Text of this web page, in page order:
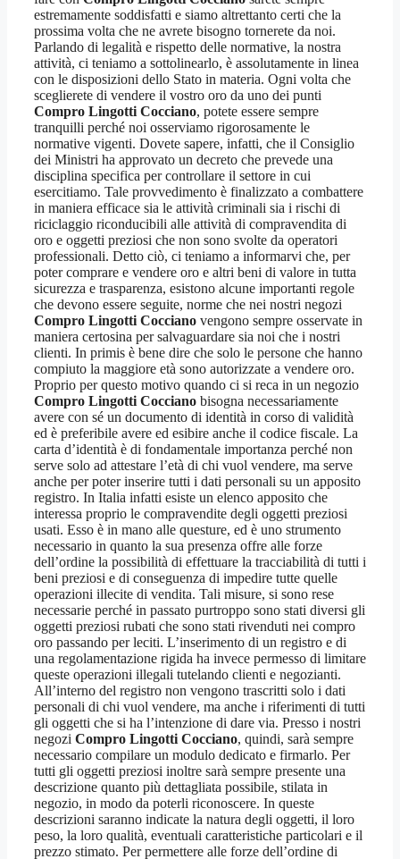
estremamente soddisfatti e siamo altrettanto certi che la
prossima volta che ne avrete bisogno tornerete da noi.
Parlando di legalità e rispetto delle normative, la nostra
attività, ci teniamo a sottolinearlo, è assolutamente in linea
con le disposizioni dello Stato in materia. Ogni volta che
sceglierete di vendere il vostro oro da uno dei punti
Compro Lingotti Cocciano, potete essere sempre
tranquilli perché noi osserviamo rigorosamente le
normative vigenti. Dovete sapere, infatti, che il Consiglio
dei Ministri ha approvato un decreto che prevede una
disciplina specifica per controllare il settore in cui
esercitiamo. Tale provvedimento è finalizzato a combattere
in maniera efficace sia le attività criminali sia i rischi di
riciclaggio riconducibili alle attività di compravendita di
oro e oggetti preziosi che non sono svolte da operatori
professionali. Detto ciò, ci teniamo a informarvi che, per
poter comprare e vendere oro e altri beni di valore in tutta
sicurezza e trasparenza, esistono alcune importanti regole
che devono essere seguite, norme che nei nostri negozi
Compro Lingotti Cocciano vengono sempre osservate in
maniera certosina per salvaguardare sia noi che i nostri
clienti. In primis è bene dire che solo le persone che hanno
compiuto la maggiore età sono autorizzate a vendere oro.
Proprio per questo motivo quando ci si reca in un negozio
Compro Lingotti Cocciano bisogna necessariamente
avere con sé un documento di identità in corso di validità
ed è preferibile avere ed esibire anche il codice fiscale. La
carta d’identità è di fondamentale importanza perché non
serve solo ad attestare l’età di chi vuol vendere, ma serve
anche per poter inserire tutti i dati personali su un apposito
registro. In Italia infatti esiste un elenco apposito che
interessa proprio le compravendite degli oggetti preziosi
usati. Esso è in mano alle questure, ed è uno strumento
necessario in quanto la sua presenza offre alle forze
dell’ordine la possibilità di effettuare la tracciabilità di tutti i
beni preziosi e di conseguenza di impedire tutte quelle
operazioni illecite di vendita. Tali misure, si sono rese
necessarie perché in passato purtroppo sono stati diversi gli
oggetti preziosi rubati che sono stati rivenduti nei compro
oro passando per leciti. L’inserimento di un registro e di
una regolamentazione rigida ha invece permesso di limitare
queste operazioni illegali tutelando clienti e negozianti.
All’interno del registro non vengono trascritti solo i dati
personali di chi vuol vendere, ma anche i riferimenti di tutti
gli oggetti che si ha l’intenzione di dare via. Presso i nostri
negozi Compro Lingotti Cocciano, quindi, sarà sempre
necessario compilare un modulo dedicato e firmarlo. Per
tutti gli oggetti preziosi inoltre sarà sempre presente una
descrizione quanto più dettagliata possibile, stilata in
negozio, in modo da poterli riconoscere. In queste
descrizioni saranno indicate la natura degli oggetti, il loro
peso, la loro qualità, eventuali caratteristiche particolari e il
prezzo stimato. Per permettere alle forze dell’ordine di